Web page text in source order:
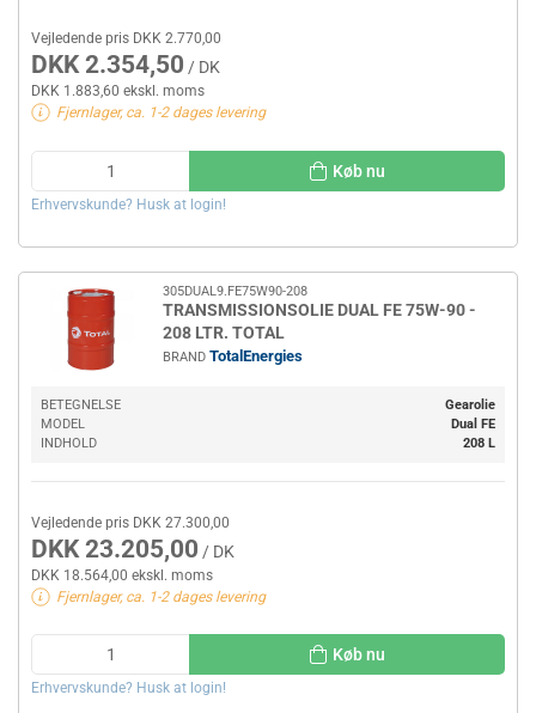
Vejledende pris DKK 2.770,00
DKK 2.354,50 / DK
DKK 1.883,60 ekskl. moms
Fjernlager, ca. 1-2 dages levering
Køb nu
Erhvervskunde? Husk at login!
305DUAL9.FE75W90-208
TRANSMISSIONSOLIE DUAL FE 75W-90 -
208 LTR. TOTAL
BRAND TotalEnergies
BETEGNELSE
Gearolie
MODEL
Dual FE
INDHOLD
208 L
Vejledende pris DKK 27.300,00
DKK 23.205,00 / DK
DKK 18.564,00 ekskl. moms
Fjernlager, ca. 1-2 dages levering
Køb nu
Erhvervskunde? Husk at login!